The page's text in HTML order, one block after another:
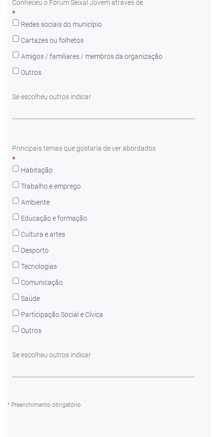
Conheceu o Fórum Seixal Jovem através de
*
Redes sociais do município
Cartazes ou folhetos
Amigos / familiares / membros da organização
Outros
Se escolheu outros indicar
Principais temas que gostaria de ver abordados
*
Habitação
Trabalho e emprego
Ambiente
Educação e formação
Cultura e artes
Desporto
Tecnologias
Comunicação
Saúde
Participação Social e Cívica
Outros
Se escolheu outros indicar
* Preenchimento obrigatório